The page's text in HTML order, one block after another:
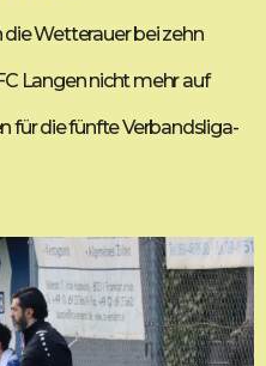
Wetterauer bei zehn
Langen nicht mehr auf
für die fünfte Verbandsliga-